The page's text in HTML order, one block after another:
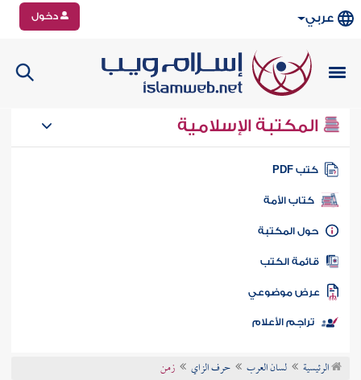
عربي دخول
المكتبة الإسلامية
كتب PDF
كتاب الأمة
المكتبة
الكتب
موضوعي
تراجم الأعلام
الرئيسية لسان العرب حرف الزاي زمن